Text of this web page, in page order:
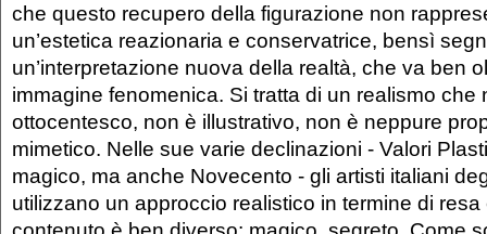
che questo recupero della figurazione non
un’estetica reazionaria e conservatrice, bensì
un’interpretazione nuova della realtà, che va ben
immagine fenomenica. Si tratta di un realismo che
ottocentesco, non è illustrativo, non è neppure
mimetico. Nelle sue varie declinazioni - Valori
magico, ma anche Novecento - gli artisti italiani
utilizzano un approccio realistico in termine di